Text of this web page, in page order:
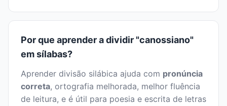
Por que aprender a dividir "canossiano"
em sílabas?
Aprender divisão silábica ajuda com pronúncia
correta, ortografia melhorada, melhor fluência
de leitura, e é útil para poesia e escrita de letras